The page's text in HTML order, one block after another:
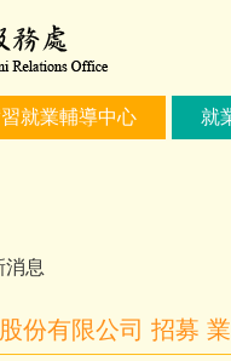
就業輔導中心 就
消息
份有限公司 招募